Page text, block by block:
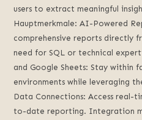
users to extract meaningful
Hauptmerkmale:AI-Powered
comprehensive reports directly
need for SQL or technical
and Google Sheets: Stay within
environments while leveraging
Data Connections:Access real-
to-date reporting. Integration